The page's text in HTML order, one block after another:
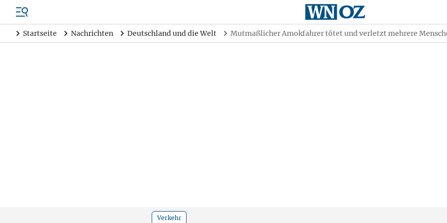
Startseite Nachrichten Deutschland und die Welt Mutmaßlicher Amokfahrer tötet und verletzt mehrere
Verkehr